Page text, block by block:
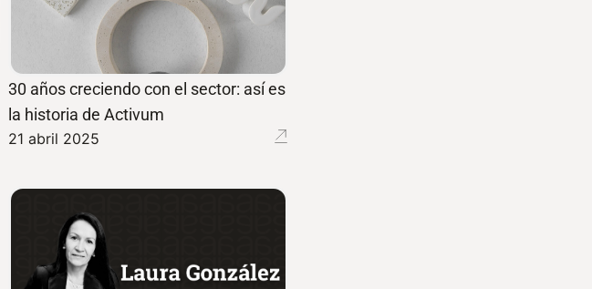
30 años creciendo con el sector: así es
la historia de Activum
21 abril 2025